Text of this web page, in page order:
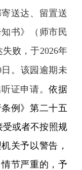
送达、留置送
书》（ 师市民
失败，于2026年
日。该园逾期未
证申请。依据
例》第二十五
受或者不按照规
关予以警告，
节严重的，予